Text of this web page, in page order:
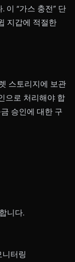
이 “가스 충전” 단
지갑에 적절한
스토리지에 보관
으로 처리해야 합
승인에 대한 구
니다.
터링